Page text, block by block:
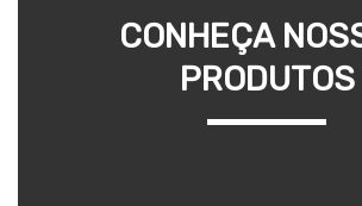
CONHEÇA
PRODUTOS